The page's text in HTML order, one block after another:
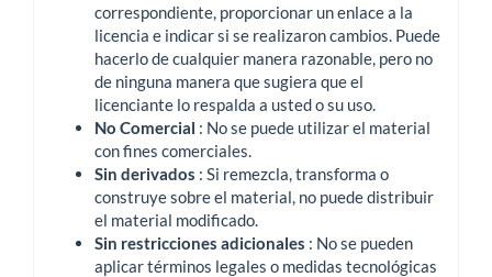
correspondiente, proporcionar un enlace a la
licencia e indicar si se realizaron cambios. Puede
hacerlo de cualquier manera razonable, pero no
de ninguna manera que sugiera que el
licenciante lo respalda a usted o su uso.
No Comercial : No se puede utilizar el material
con fines comerciales.
Sin derivados : Si remezcla, transforma o
construye sobre el material, no puede distribuir
el material modificado.
Sin restricciones adicionales : No se pueden
aplicar términos legales o medidas tecnológicas